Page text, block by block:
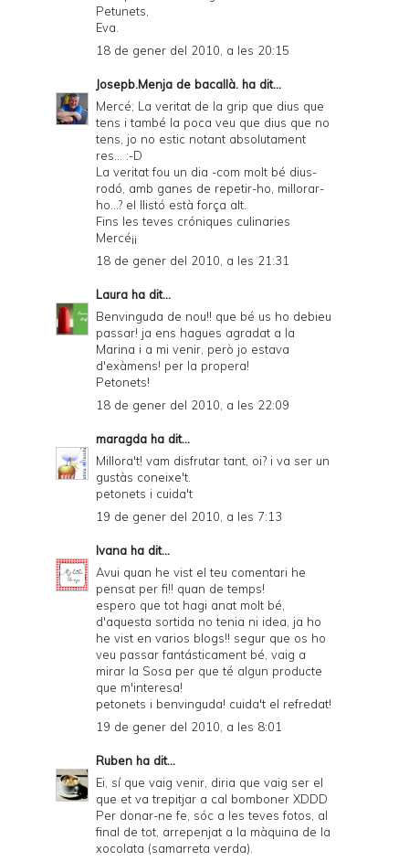
Petunets,
Eva.
18 de gener del 2010, a les 20:15
Josepb.Menja de bacallà. ha dit...
Mercé; La veritat de la grip que dius que
tens i també la poca veu que dius que no
tens, jo no estic notant absolutament
res... :-D
La veritat fou un dia -com molt bé dius-
rodó, amb ganes de repetir-ho, millorar-
ho...? el llistó està força alt.
Fins les teves cróniques culinaries
Mercé¡¡
18 de gener del 2010, a les 21:31
Laura ha dit...
Benvinguda de nou!! que bé us ho debieu
passar! ja ens hagues agradat a la
Marina i a mi venir, però jo estava
d'exàmens! per la propera!
Petonets!
18 de gener del 2010, a les 22:09
maragda ha dit...
Millora't! vam disfrutar tant, oi? i va ser un
gustàs coneixe't.
petonets i cuida't
19 de gener del 2010, a les 7:13
Ivana ha dit...
Avui quan he vist el teu comentari he
pensat per fi!! quan de temps!
espero que tot hagi anat molt bé,
d'aquesta sortida no tenia ni idea, ja ho
he vist en varios blogs!! segur que os ho
veu passar fantásticament bé, vaig a
mirar la Sosa per que té algun producte
que m'interesa!
petonets i benvinguda! cuida't el refredat!
19 de gener del 2010, a les 8:01
Ruben ha dit...
Ei, sí que vaig venir, diria que vaig ser el
que et va trepitjar a cal bomboner XDDD
Per donar-ne fe, sóc a les teves fotos, al
final de tot, arrepenjat a la màquina de la
xocolata (samarreta verda).